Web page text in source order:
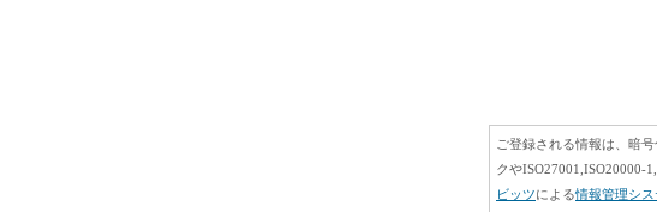
ご登録される情報は、暗
クやISO27001,ISO20000-
ビッツによる情報管理シス